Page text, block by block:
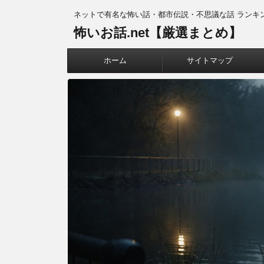
ネットで有名な怖い話・都市伝説・不思議な話 ランキ
怖いお話.net【厳選まとめ】
ホーム サイトマップ